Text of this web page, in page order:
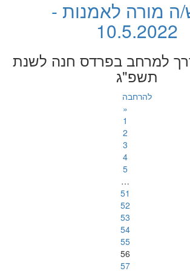
ה מורה לאמנות -
10.5.2022
למרחב בפרדס חנה לשנת
תשפ"ג
להרחבה
«
1
2
3
4
5
…
51
52
53
54
55
56
57